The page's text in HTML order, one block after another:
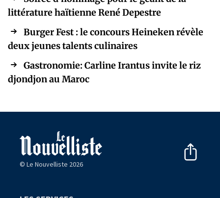
littérature haïtienne René Depestre
Burger Fest : le concours Heineken révèle
deux jeunes talents culinaires
Gastronomie: Carline Irantus invite le riz
djondjon au Maroc
© Le Nouvelliste 2026